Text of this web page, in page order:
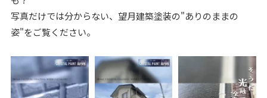
写真だけでは分からない、望月建築塗装の"ありのままの
姿"をご覧ください。